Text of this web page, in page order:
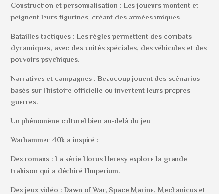
Construction et personnalisation : Les joueurs montent et
peignent leurs figurines, créant des armées uniques.
Batailles tactiques : Les règles permettent des combats
dynamiques, avec des unités spéciales, des véhicules et des
pouvoirs psychiques.
Narratives et campagnes : Beaucoup jouent des scénarios
basés sur l’histoire officielle ou inventent leurs propres
guerres.
Un phénomène culturel bien au-delà du jeu
Warhammer 40k a inspiré :
Des romans : La série Horus Heresy explore la grande
trahison qui a déchiré l’Imperium.
Des jeux vidéo : Dawn of War, Space Marine, Mechanicus et